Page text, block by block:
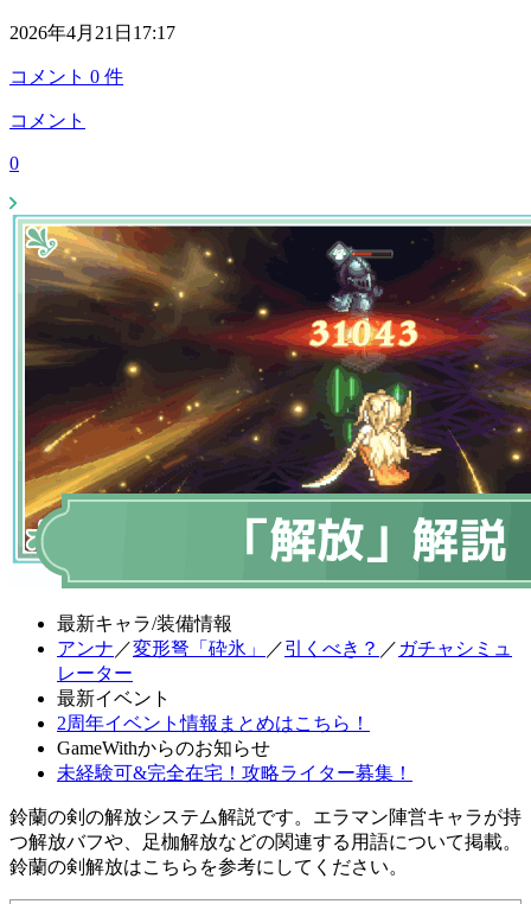
2026年4月21日17:17
コメント 0 件
コメント
0
最新キャラ/装備情報
アンナ ／変形弩「砕氷」 ／引くべき？ ／ ガチャシミュ
レーター
最新イベント
2周年イベント情報まとめはこちら！
GameWithからのお知らせ
未経験可&完全在宅！攻略ライター募集！
鈴蘭の剣の解放システム解説です。エラマン陣営キャラが持
つ解放バフや、足枷解放などの関連する用語について掲載。
鈴蘭の剣解放はこちらを参考にしてください。